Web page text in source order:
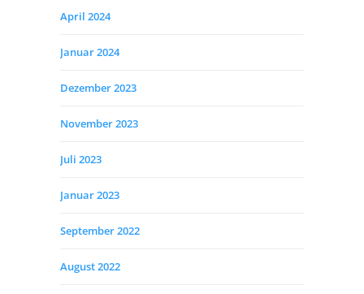
April 2024
Januar 2024
Dezember 2023
November 2023
Juli 2023
Januar 2023
September 2022
August 2022